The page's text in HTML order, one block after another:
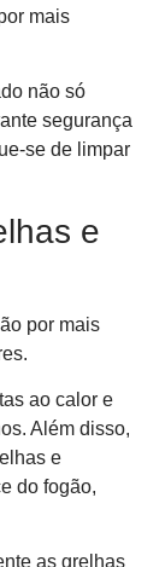
mais
não só
segurança
se de limpar
e
por mais
ao calor e
Além disso,
e
do fogão,
as grelhas